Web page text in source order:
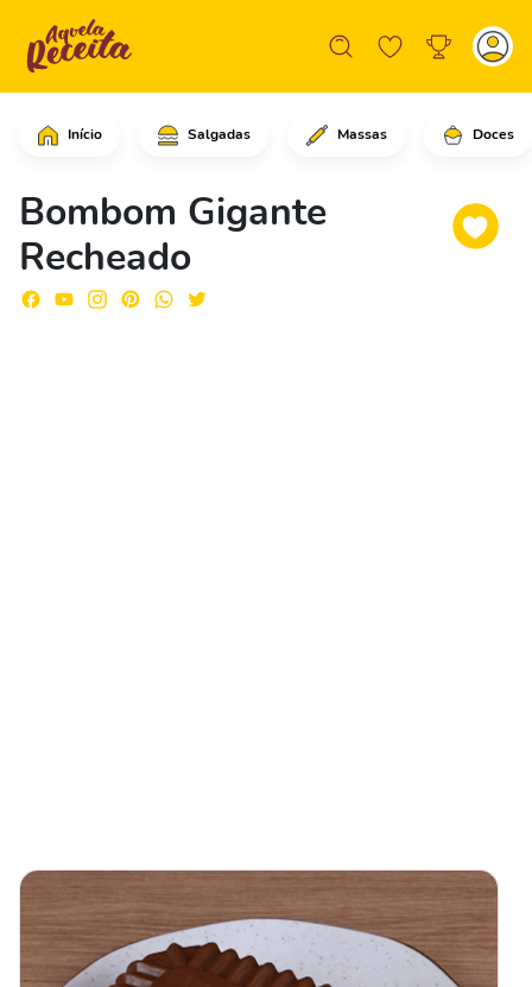
Início Salgadas Massas Doces
Bombom Gigante
Recheado
Em uma tigela média, adicione o